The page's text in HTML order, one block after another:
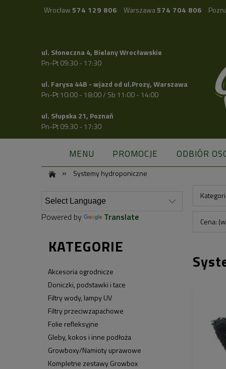
Wrocław 574 129 806 Warszawa574 704 806
ul. Słoneczna 4, Bielany Wrocławskie
Pn-Pt 09:30 - 17:30
ul. Farysa 44B - wjazd od ul.Prozy, Warszawa
Pn-Pt 10:00 - 18:00 / Sb 11:00 - 14:00
ul. Słupska 21, Poznań
Pn-Pt 09:30 - 17:30
MENU PROMOCJE
ODBIÓR
»
Systemy hydroponiczne
Powered by Translate
KATEGORIE
Akcesoria ogrodnicze
Doniczki, podstawki i tace
Filtry wody, lampy UV
Filtry przeciwzapachowe
Folie refleksyjne
Gleby, kokos i inne podłoża
Growboxy/Namioty uprawowe
Kompletne zestawy Growbox
Cena: